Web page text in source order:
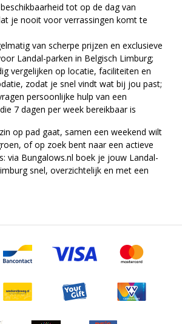
tot op de dag van
je nooit voor verrassingen komt te
van scherpe prijzen en exclusieve
Landal-parken in Belgisch Limburg;
vergelijken op locatie, faciliteiten en
zodat je snel vindt wat bij jou past;
persoonlijke hulp van een
7 dagen per week bereikbaar is
op pad gaat, samen een weekend wilt
of op zoek bent naar een actieve
via Bungalows.nl boek je jouw Landal-
snel, overzichtelijk en met een